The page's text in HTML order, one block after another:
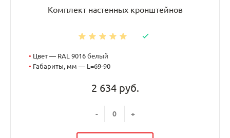
Комплект настенных кронштейнов
• Цвет — RAL 9016 белый
• Габариты, мм — L=69-90
2 634 руб.
- +